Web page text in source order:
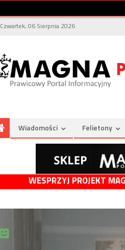
Czwartek, 06 Sierpnia 2026
Wiadomości Felietony
WESPRZYJ PROJEKT